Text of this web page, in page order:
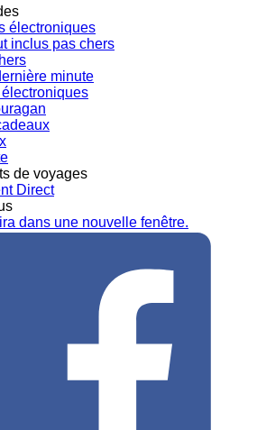
électroniques
inclus pas chers
minute
de voyages
Direct
dans une nouvelle fenêtre.